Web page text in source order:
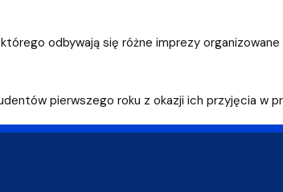
odbywają się różne imprezy organizowane
pierwszego roku z okazji ich przyjęcia w